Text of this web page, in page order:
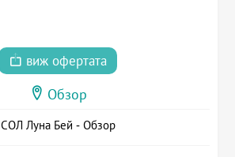
виж офертата
Обзор
СОЛ Луна Бей - Обзор